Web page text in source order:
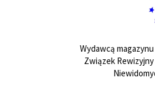
Wydawcą
Związek